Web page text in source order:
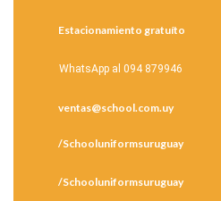
Estacionamiento gratuíto
WhatsApp al 094 879946
ventas@school.com.uy
/Schooluniformsuruguay
/Schooluniformsuruguay